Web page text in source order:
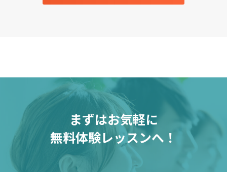
まずはお気軽に
無料体験レッスンへ！